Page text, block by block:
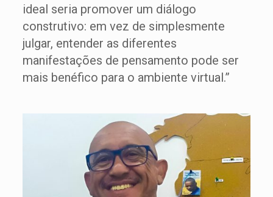
ideal seria promover um diálogo
construtivo: em vez de simplesmente
julgar, entender as diferentes
manifestações de pensamento pode ser
mais benéfico para o ambiente virtual.”